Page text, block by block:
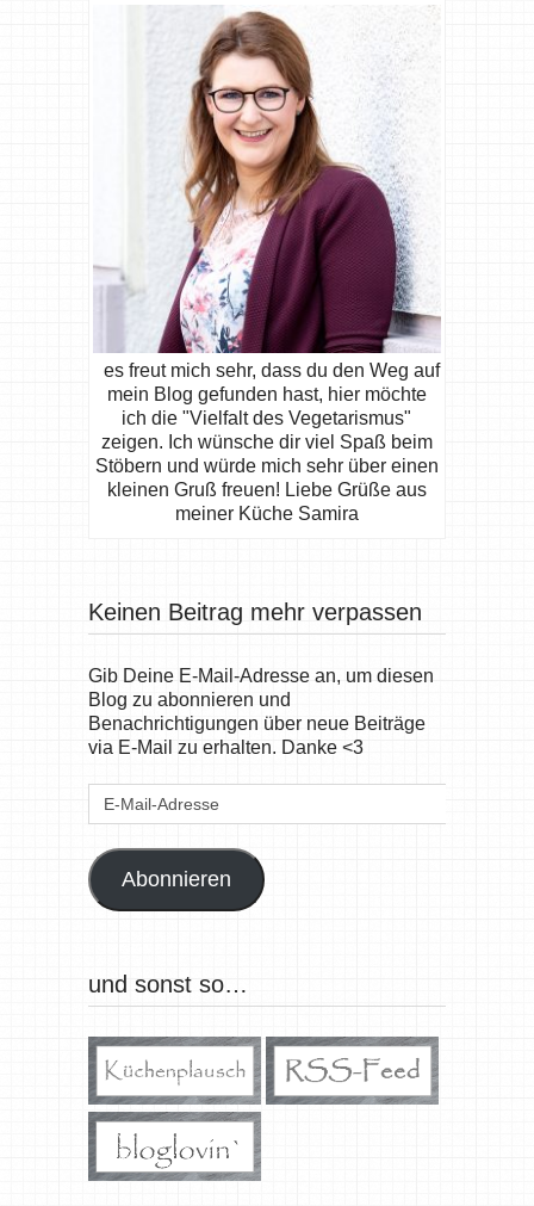
es freut mich sehr, dass du den Weg auf
mein Blog gefunden hast, hier möchte
ich die "Vielfalt des Vegetarismus"
zeigen. Ich wünsche dir viel Spaß beim
Stöbern und würde mich sehr über einen
kleinen Gruß freuen! Liebe Grüße aus
meiner Küche Samira
Keinen Beitrag mehr verpassen
Gib Deine E-Mail-Adresse an, um diesen
Blog zu abonnieren und
Benachrichtigungen über neue Beiträge
via E-Mail zu erhalten. Danke <3
E-
Abonnieren
und sonst so…